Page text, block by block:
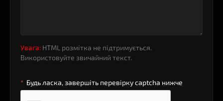
Увага: HTML розмітка не підтримується.
Використовуйте звичайний текст.
Будь ласка, завершіть перевірку captcha нижче